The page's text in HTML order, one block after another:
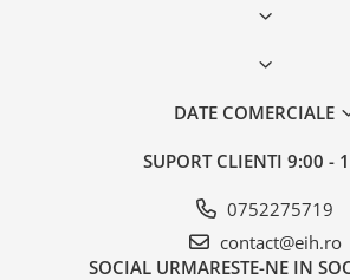
DATE COMERCIALE
SUPORT CLIENTI 9:00 -
0752275719
contact@eih.ro
SOCIAL URMARESTE-NE IN